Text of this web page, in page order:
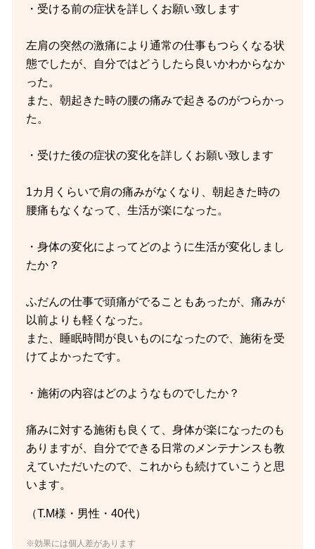
・受ける前の症状を詳しくお願い致します
左肩の突然の激痛により通常の仕事もつらくなる状
態でしたが、自分ではどうしたら良いかわからなか
った。
また、朝起きた時の腰の痛みで起きるのがつらかっ
た。
・受けた後の症状の変化を詳しくお願い致します
1カ月くらいで肩の痛みがなくなり、朝起きた時の
腰痛もなくなって、生活が楽になった。
・身体の変化によってどのように生活が変化しまし
たか？
ふだんの仕事で頭痛がでることもあったが、痛みが
以前よりも軽くなった。
また、睡眠時間が良いものになったので、施術を受
けてよかったです。
・施術の内容はどのようなものでしたか？
痛みに対する施術も良くて、身体が楽になったのも
ありますが、自分でできる日常のメンテナンスも教
えていただいたので、これからも続けていこうと思
います。
（T.M様・男性・40代）
※効果には個人差があります